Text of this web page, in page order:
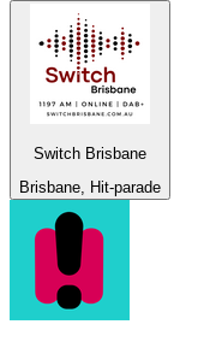
Switch Brisbane
Brisbane, Hit-parade